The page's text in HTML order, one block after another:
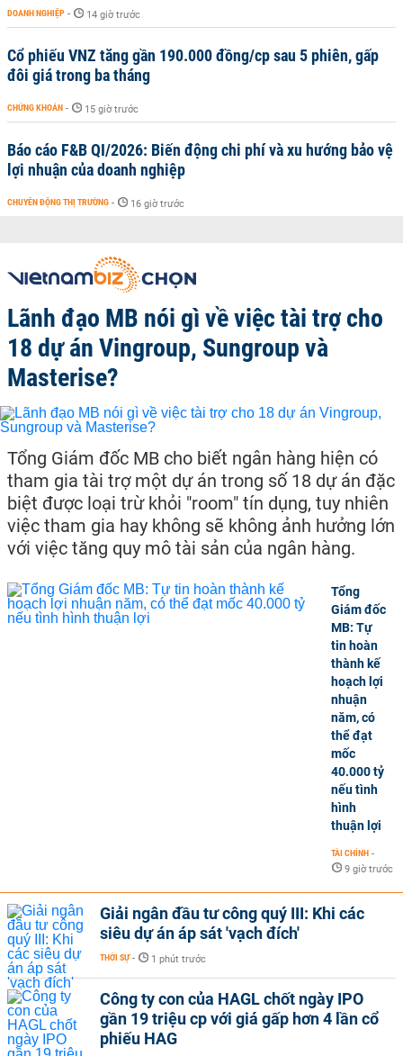
DOANH NGHIỆP - 14 giờ trước
Cổ phiếu VNZ tăng gần 190.000 đồng/cp sau 5 phiên, gấp
đôi giá trong ba tháng
CHỨNG KHOÁN - 15 giờ trước
Báo cáo F&B QI/2026: Biến động chi phí và xu hướng bảo vệ
lợi nhuận của doanh nghiệp
CHUYỂN ĐỘNG THỊ TRƯỜNG - 16 giờ trước
Lãnh đạo MB nói gì về việc tài trợ cho
18 dự án Vingroup, Sungroup và
Masterise?
Tổng Giám đốc MB cho biết ngân hàng hiện có
tham gia tài trợ một dự án trong số 18 dự án đặc
biệt được loại trừ khỏi "room" tín dụng, tuy nhiên
việc tham gia hay không sẽ không ảnh hưởng lớn
với việc tăng quy mô tài sản của ngân hàng.
Tổng
Giám đốc
MB: Tự
tin hoàn
thành kế
hoạch lợi
nhuận
năm, có
thể đạt
mốc
40.000 tỷ
nếu tình
hình
thuận lợi
TÀI CHÍNH -
9 giờ trước
Giải ngân đầu tư công quý III: Khi các
siêu dự án áp sát 'vạch đích'
THỜI SỰ - 1 phút trước
Công ty con của HAGL chốt ngày IPO
gần 19 triệu cp với giá gấp hơn 4 lần cổ
phiếu HAG